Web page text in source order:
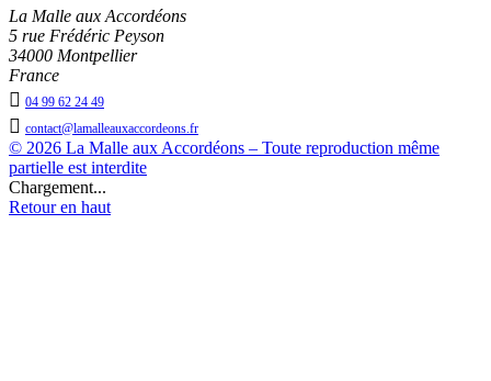
La Malle aux Accordéons
5 rue Frédéric Peyson
34000 Montpellier
France
 04 99 62 24 49
 contact@lamalleauxaccordeons.fr
© 2026 La Malle aux Accordéons – Toute reproduction même
partielle est interdite
Chargement...
Retour en haut